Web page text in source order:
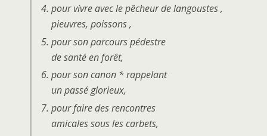
pour vivre avec le pêcheur de langoustes ,
pieuvres, poissons ,
pour son parcours pédestre
de santé en forêt,
pour son canon * rappelant
un passé glorieux,
pour faire des rencontres
amicales sous les carbets,